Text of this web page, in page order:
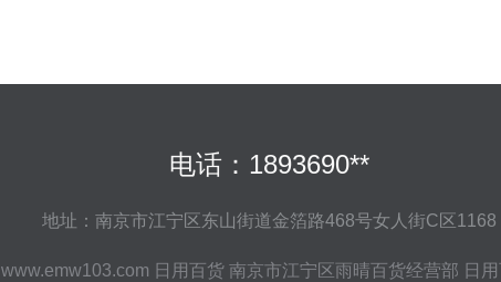
电话：1893690**
地址：南京市江宁区东山街道金箔路468号女人街C区1168
www.emw103.com 日用百货 南京市江宁区雨晴百货经营部 日